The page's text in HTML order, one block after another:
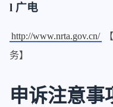
l 广电
http://www.nrta.gov.cn/
务】
申诉注意事